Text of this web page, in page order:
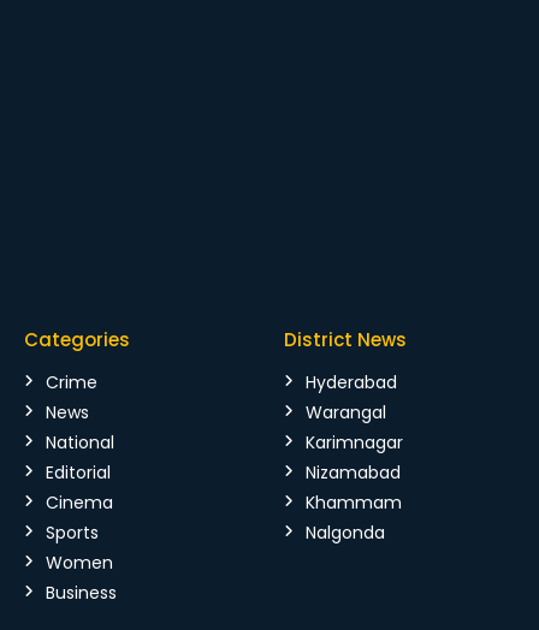
Categories
Crime
News
National
Editorial
Cinema
Sports
Women
Business
District News
Hyderabad
Warangal
Karimnagar
Nizamabad
Khammam
Nalgonda